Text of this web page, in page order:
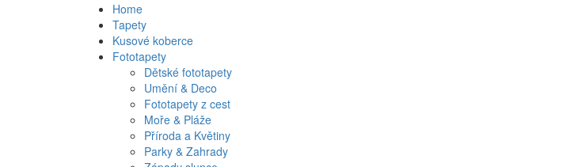
Home
Tapety
Kusové koberce
Fototapety
Dětské fototapety
Umění & Deco
Fototapety z cest
Moře & Pláže
Příroda a Květiny
Parky & Zahrady